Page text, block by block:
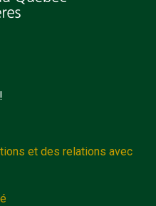
et des relations avec